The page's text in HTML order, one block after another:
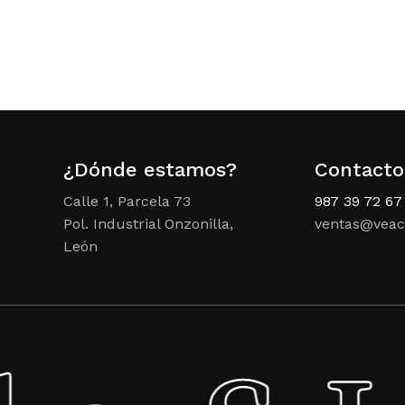
¿Dónde estamos?
Calle 1, Parcela 73
Pol. Industrial Onzonilla,
León
Contacto
987 39 72 67